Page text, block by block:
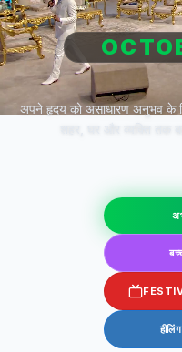
अपने हृदय को असाधारण अनुभव के